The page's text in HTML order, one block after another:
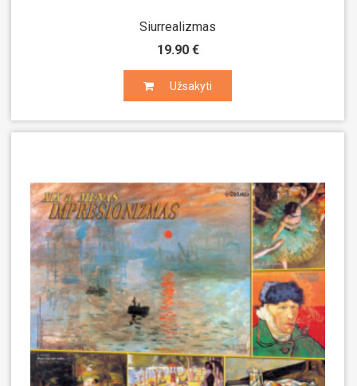
Siurrealizmas
19.90 €
Užsakyti
Užsakyti